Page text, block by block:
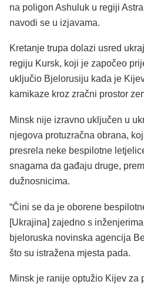
na poligon Ashuluk u regiji
navodi se u izjavama.
Kretanje trupa dolazi usred
regiju Kursk, koji je započeo
uključio Bjelorusiju kada je
kamikaze kroz zračni prostor
Minsk nije izravno uključen u
njegova protuzračna obrana,
presrela neke bespilotne
snagama da gađaju druge,
dužnosnicima.
“Čini se da je oborene
[Ukrajina] zajedno s
bjeloruska novinska agencija
što su istražena mjesta pada.
Minsk je ranije optužio Kijev za